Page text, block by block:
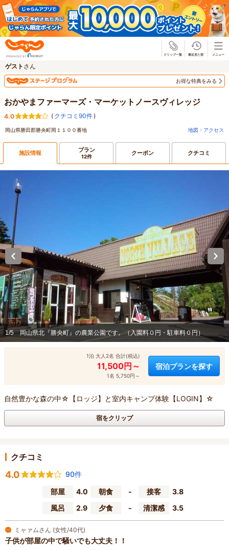
ゲスト さん
お得な特典をみる
おかやまファーマーズ・マーケットノースヴィレッジ
4.0 ( クチコミ90件)
岡山県勝田郡勝央町岡１１００番地 地図・アクセス
施設情報 プラン
12件 クーポン クチコミ
1/5 岡山県北『勝央町』の農業公園です。（入園料０円・駐車料０円）
1泊 大人2名 合計(税込)
11,500円～
1名 5,750円～
宿泊プランを探す
自然豊かな森の中☆【ロッジ】と室内キャンプ体験【LOGIN】☆
宿をクリップ
クチコミ
4.0
90件
部屋
4.0 朝食 - 接客
3.8
風呂
2.9 夕食 - 清潔感 3.5
ミャァムさん (女性/40代)
子供が部屋の中で騒いでも大丈夫！！